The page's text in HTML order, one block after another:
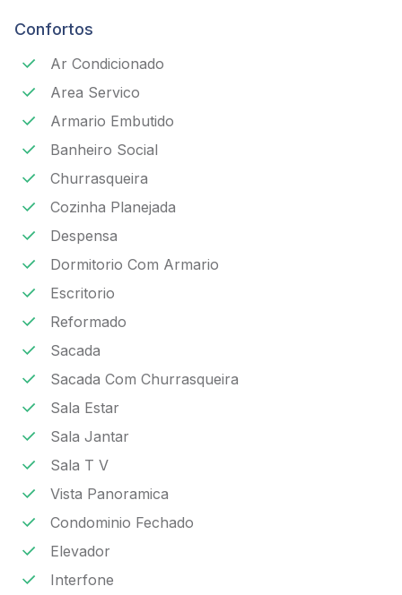
Confortos
Ar Condicionado
Area Servico
Armario Embutido
Banheiro Social
Churrasqueira
Cozinha Planejada
Despensa
Dormitorio Com Armario
Escritorio
Reformado
Sacada
Sacada Com Churrasqueira
Sala Estar
Sala Jantar
Sala T V
Vista Panoramica
Condominio Fechado
Elevador
Interfone